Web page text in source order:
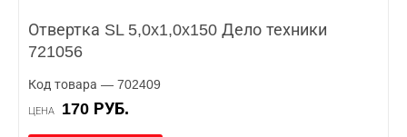
Отвертка SL 5,0x1,0x150 Дело техники
721056
Код товара — 702409
ЦЕНА 170 РУБ.